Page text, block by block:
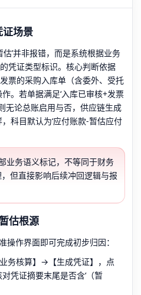
证场景
’并非报错，而是系统根据业务
凭证类型标识。核心判断依据
票的采购入库单（含委外、受托
。若单据满足‘入库已审核+发票
无论总账启用与否，供应链生成
，科目默认为‘应付账款-暂估应付
业务语义标记，不等同于财务
，但直接影响后续冲回逻辑与报
估根源
操作界面即可完成初步归因：
务核算】→【生成凭证】，点
对凭证摘要末尾是否含‘（暂